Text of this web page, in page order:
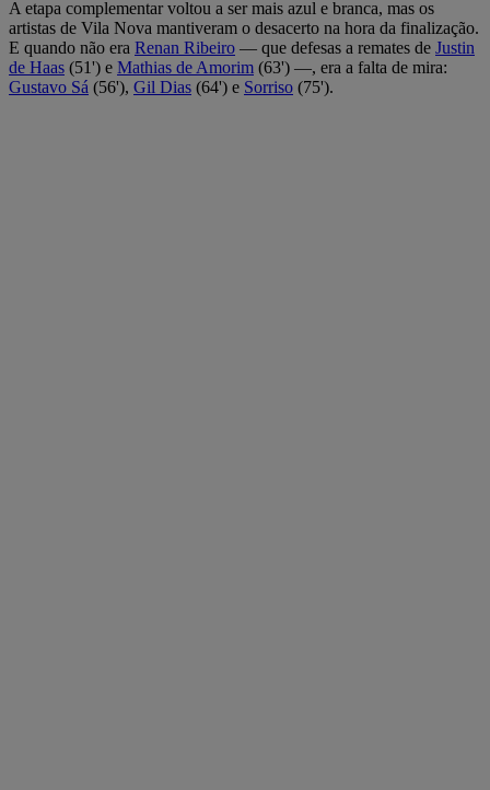
A etapa complementar voltou a ser mais azul e branca, mas os
artistas de Vila Nova mantiveram o desacerto na hora da finalização.
E quando não era Renan Ribeiro — que defesas a remates de Justin
de Haas (51') e Mathias de Amorim (63') —, era a falta de mira:
Gustavo Sá (56'), Gil Dias (64') e Sorriso (75').